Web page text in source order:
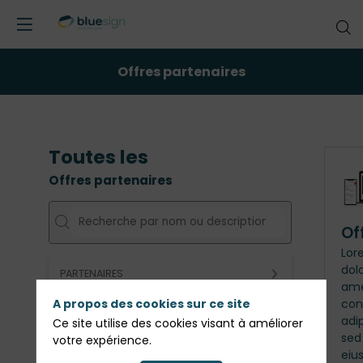
Offres partenaires
Toutes les
Offres partenaires
PARTENAIRES
Effacer tous les filtres
A propos des cookies sur ce site
Ce site utilise des cookies visant à améliorer
votre expérience.